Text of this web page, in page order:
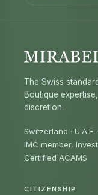
The Swiss
Boutique
discretion.
Switzerland · U.A.E.
IMC member,
Certified ACAMS
CITIZENSHIP